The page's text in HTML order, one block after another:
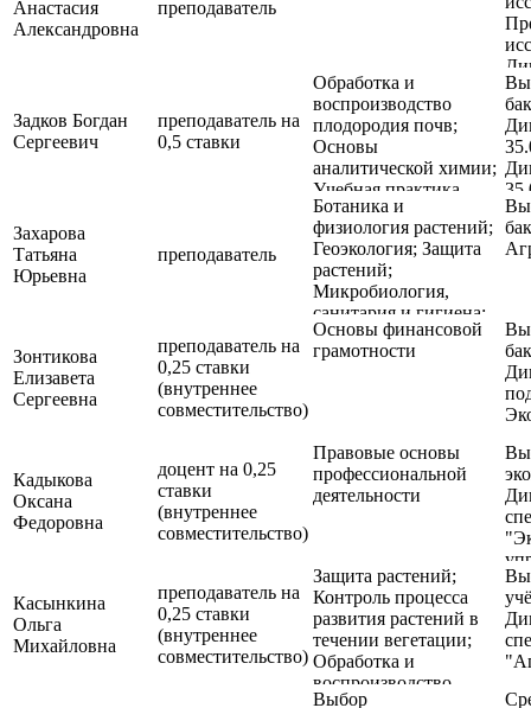
Анастасия
Александровна
преподаватель
по
Задков Богдан
Сергеевич
преподаватель на
0,5 ставки
Обработка и
воспроизводство
плодородия почв;
Основы
аналитической химии;
Учебная практика
(Агрохимическое
обслуживание
сельскохозяйственного
производства)
Захарова
Татьяна
Юрьевна
преподаватель
Ботаника и
физиология растений;
Геоэкология; Защита
растений;
Микробиология,
санитария и гигиена;
Обработка и
воспроизводство
природопользования
Зонтикова
Елизавета
Сергеевна
преподаватель на
0,25 ставки
(внутреннее
совместительство)
Основы финансовой
грамотности
Кадыкова
Оксана
Федоровна
доцент на 0,25
ставки
(внутреннее
совместительство)
Правовые основы
профессиональной
деятельности
Касынкина
Ольга
Михайловна
преподаватель на
0,25 ставки
(внутреннее
совместительство)
Защита растений;
Контроль процесса
развития растений в
течении вегетации;
Обработка и
воспроизводство
плодородия почв;
Выбор